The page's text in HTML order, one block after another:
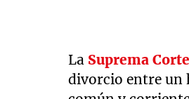
La Suprema
divorcio entre un